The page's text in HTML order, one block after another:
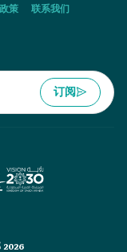
策
联系我们
订阅
2026